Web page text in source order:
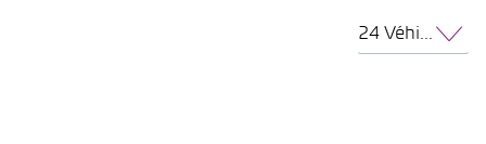
24 Véhicules par page